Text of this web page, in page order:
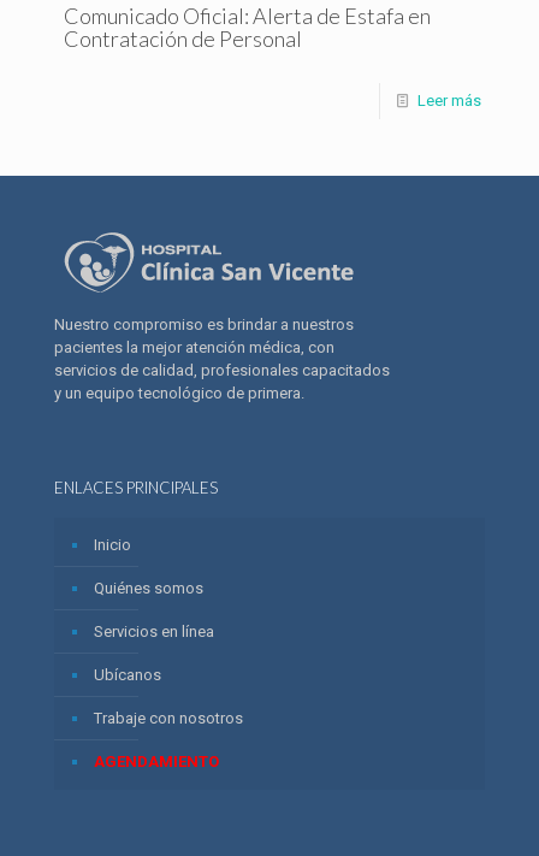
Comunicado Oficial: Alerta de Estafa en
Contratación de Personal
Leer más
Nuestro compromiso es brindar a nuestros
pacientes la mejor atención médica, con
servicios de calidad, profesionales capacitados
y un equipo tecnológico de primera.
ENLACES PRINCIPALES
Inicio
Quiénes somos
Servicios en línea
Ubícanos
Trabaje con nosotros
AGENDAMIENTO